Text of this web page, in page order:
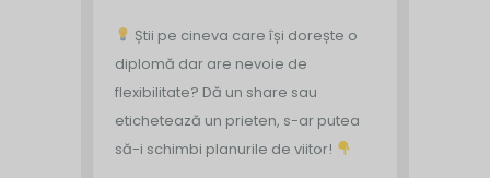
Știi pe cineva care își dorește o
diplomă dar are nevoie de
flexibilitate? Dă un share sau
etichetează un prieten, s-ar putea
să-i schimbi planurile de viitor!